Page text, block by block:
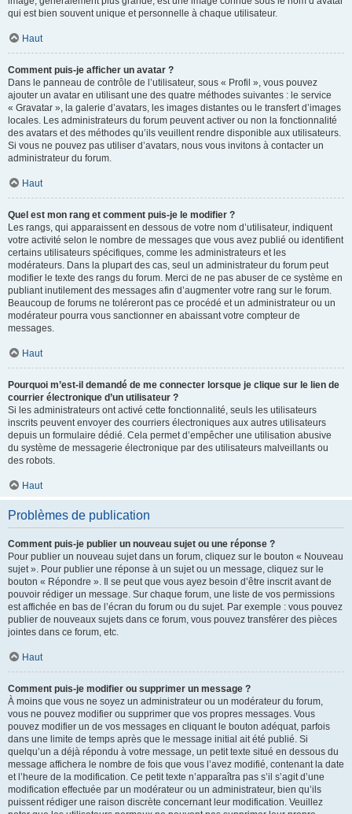
qui est bien souvent unique et personnelle à chaque utilisateur.
Haut
Comment puis-je afficher un avatar ?
Dans le panneau de contrôle de l’utilisateur, sous « Profil », vous pouvez
ajouter un avatar en utilisant une des quatre méthodes suivantes : le service
« Gravatar », la galerie d’avatars, les images distantes ou le transfert d’images
locales. Les administrateurs du forum peuvent activer ou non la fonctionnalité
des avatars et des méthodes qu’ils veuillent rendre disponible aux utilisateurs.
Si vous ne pouvez pas utiliser d’avatars, nous vous invitons à contacter un
administrateur du forum.
Haut
Quel est mon rang et comment puis-je le modifier ?
Les rangs, qui apparaissent en dessous de votre nom d’utilisateur, indiquent
votre activité selon le nombre de messages que vous avez publié ou identifient
certains utilisateurs spécifiques, comme les administrateurs et les
modérateurs. Dans la plupart des cas, seul un administrateur du forum peut
modifier le texte des rangs du forum. Merci de ne pas abuser de ce système en
publiant inutilement des messages afin d’augmenter votre rang sur le forum.
Beaucoup de forums ne toléreront pas ce procédé et un administrateur ou un
modérateur pourra vous sanctionner en abaissant votre compteur de
messages.
Haut
Pourquoi m’est-il demandé de me connecter lorsque je clique sur le lien de
courrier électronique d’un utilisateur ?
Si les administrateurs ont activé cette fonctionnalité, seuls les utilisateurs
inscrits peuvent envoyer des courriers électroniques aux autres utilisateurs
depuis un formulaire dédié. Cela permet d’empêcher une utilisation abusive
du système de messagerie électronique par des utilisateurs malveillants ou
des robots.
Haut
Problèmes de publication
Comment puis-je publier un nouveau sujet ou une réponse ?
Pour publier un nouveau sujet dans un forum, cliquez sur le bouton « Nouveau
sujet ». Pour publier une réponse à un sujet ou un message, cliquez sur le
bouton « Répondre ». Il se peut que vous ayez besoin d’être inscrit avant de
pouvoir rédiger un message. Sur chaque forum, une liste de vos permissions
est affichée en bas de l’écran du forum ou du sujet. Par exemple : vous pouvez
publier de nouveaux sujets dans ce forum, vous pouvez transférer des pièces
jointes dans ce forum, etc.
Haut
Comment puis-je modifier ou supprimer un message ?
À moins que vous ne soyez un administrateur ou un modérateur du forum,
vous ne pouvez modifier ou supprimer que vos propres messages. Vous
pouvez modifier un de vos messages en cliquant le bouton adéquat, parfois
dans une limite de temps après que le message initial ait été publié. Si
quelqu’un a déjà répondu à votre message, un petit texte situé en dessous du
message affichera le nombre de fois que vous l’avez modifié, contenant la date
et l’heure de la modification. Ce petit texte n’apparaîtra pas s’il s’agit d’une
modification effectuée par un modérateur ou un administrateur, bien qu’ils
puissent rédiger une raison discrète concernant leur modification. Veuillez